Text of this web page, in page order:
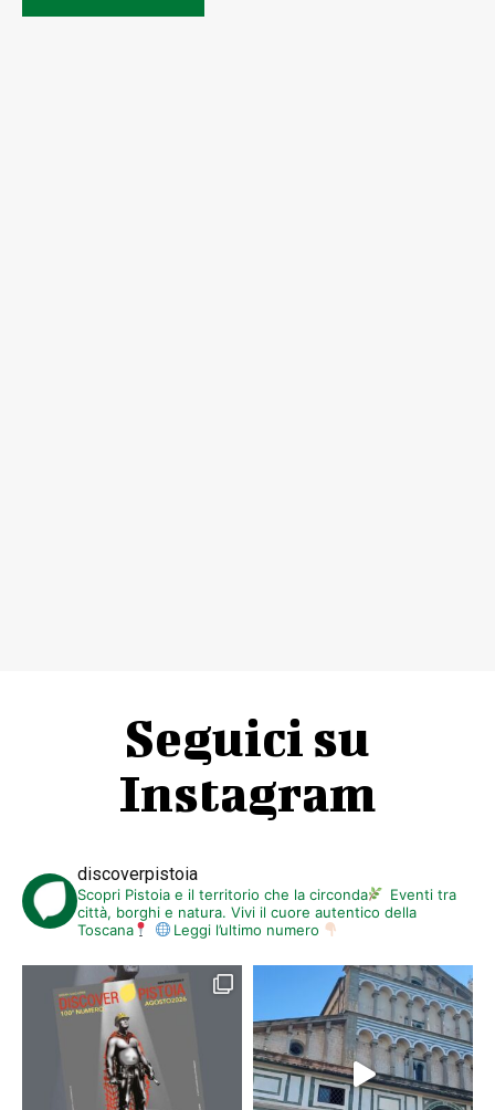
Seguici su
Instagram
discoverpistoia
Scopri Pistoia e il territorio che la circonda
Eventi tra
città, borghi e natura. Vivi il cuore autentico della
Toscana
Leggi l’ultimo numero